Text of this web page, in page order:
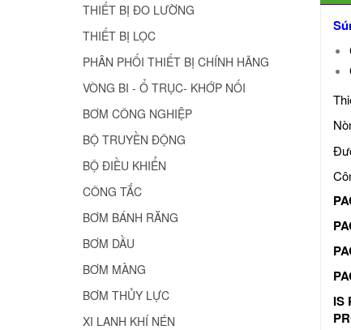
IS
THIẾT BỊ ĐO LƯỜNG
THIẾT BỊ LỌC
PHÂN PHỐI THIẾT BỊ CHÍNH HÃNG
VÒNG BI - Ổ TRỤC- KHỚP NỐI
BƠM CÔNG NGHIỆP
BỘ TRUYỀN ĐỘNG
BỘ ĐIỀU KHIỂN
CÔNG TẮC
BƠM BÁNH RĂNG
BƠM DẦU
BƠM MÀNG
BƠM THỦY LỰC
XI LANH KHÍ NÉN